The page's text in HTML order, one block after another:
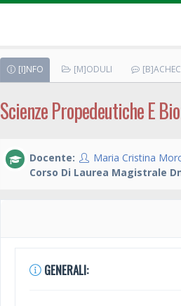
[I]NFO [M]ODULI
Scienze Propedeutiche E
Docente: Maria Cristina
Corso Di Laurea Magistrale
GENERALI: